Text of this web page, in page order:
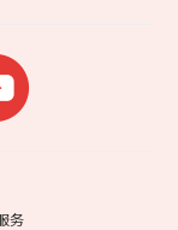
务